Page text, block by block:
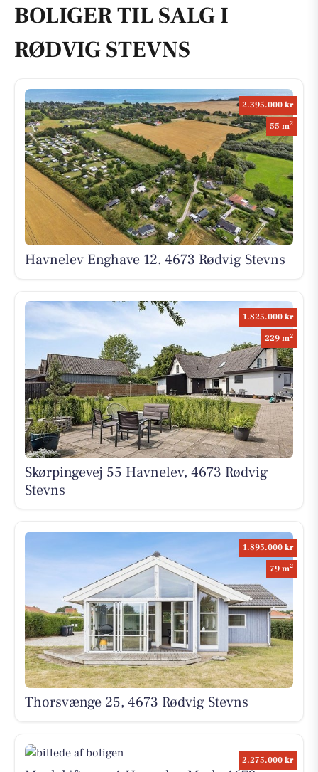
BOLIGER TIL SALG I
RØDVIG STEVNS
2.395.000 kr
55 m2
Havnelev Enghave 12, 4673 Rødvig Stevns
1.825.000 kr
229 m2
Skørpingevej 55 Havnelev, 4673 Rødvig
Stevns
1.895.000 kr
79 m2
Thorsvænge 25, 4673 Rødvig Stevns
2.275.000 kr